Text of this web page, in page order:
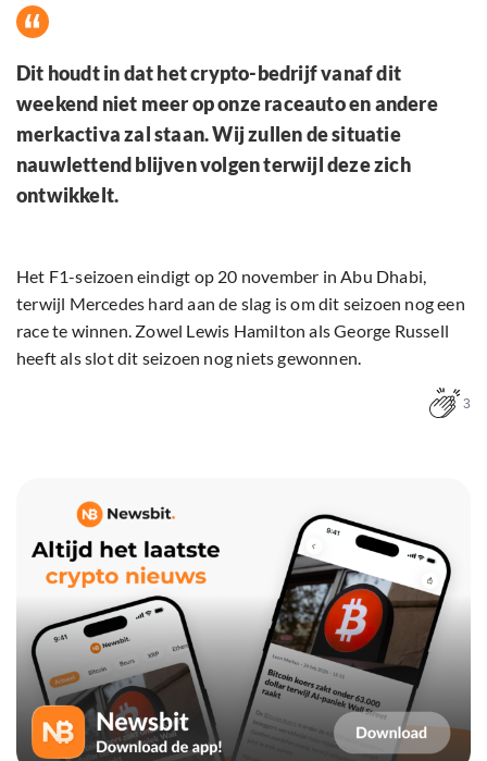
Dit houdt in dat het crypto-bedrijf vanaf dit
weekend niet meer op onze raceauto en andere
merkactiva zal staan. Wij zullen de situatie
nauwlettend blijven volgen terwijl deze zich
ontwikkelt.
Het F1-seizoen eindigt op 20 november in Abu Dhabi,
terwijl Mercedes hard aan de slag is om dit seizoen nog een
race te winnen. Zowel Lewis Hamilton als George Russell
heeft als slot dit seizoen nog niets gewonnen.
3